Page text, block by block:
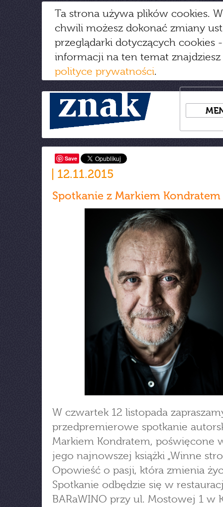
Ta strona używa plików cookies.
chwili możesz dokonać zmiany
przeglądarki dotyczących cookies
informacji na ten temat
polityce prywatności.
Save
12.11.2015
Spotkanie z Markiem Kondratem
W czwartek 12 listopada
przedpremierowe spotkanie
Markiem Kondratem, poświęcone
jego najnowszej książki „Winne
Opowieść o pasji, która zmienia
Spotkanie odbędzie się w
BARaWINO przy ul. Mostowej 1 w